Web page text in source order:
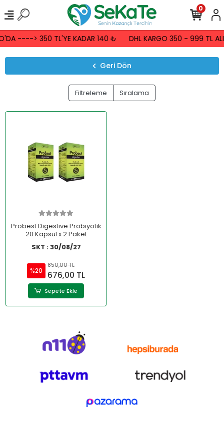
----> 350 TL'YE KADAR 140 ₺ DHL KARGO 350 - 999 TL
0
Geri Dön
Filtreleme Sıralama
Probest Digestive Probiyotik
20 Kapsül x 2 Paket
SKT : 30/08/27
%20
850,00 TL
676,00 TL
Sepete Ekle